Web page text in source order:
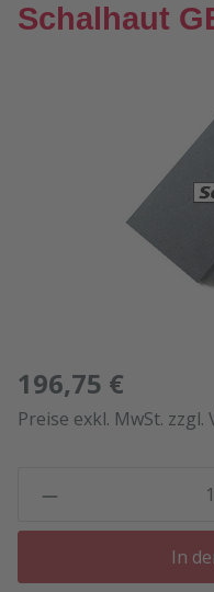
Schalhaut
Bildergalerie
196,75 €
Preise exkl. MwSt.
In